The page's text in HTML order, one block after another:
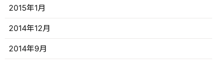
2015年1月
2014年12月
2014年9月